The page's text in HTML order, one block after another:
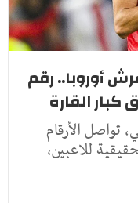
أوروبا.. رقم
القارة
تواصل الأرقام
للاعبين،